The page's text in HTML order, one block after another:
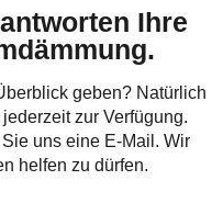
Ihre
geben? Natürlich
zur Verfügung.
uns eine E-Mail. Wir
helfen zu dürfen.